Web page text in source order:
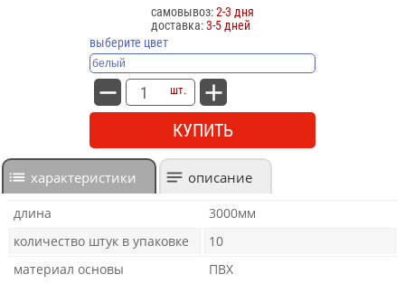
самовывоз:2-3 дня
доставка:3-5 дней
выберите цвет
шт.
КУПИТЬ
характеристики описание
длина
3000мм
количество штук в упаковке
10
материал основы
ПВХ